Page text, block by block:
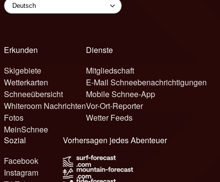
Erkunden
Skigebiete
Wetterkarten
Schneeübersicht
Whiteroom Nachrichten
Fotos
MeinSchnee
Dienste
Mitgliedschaft
E-Mail Schneebenachrichtigungen
Mobile Schnee-App
Vor-Ort-Reporter
Wetter Feeds
Sozial
Facebook
Instagram
Vorhersagen jedes Abenteuer